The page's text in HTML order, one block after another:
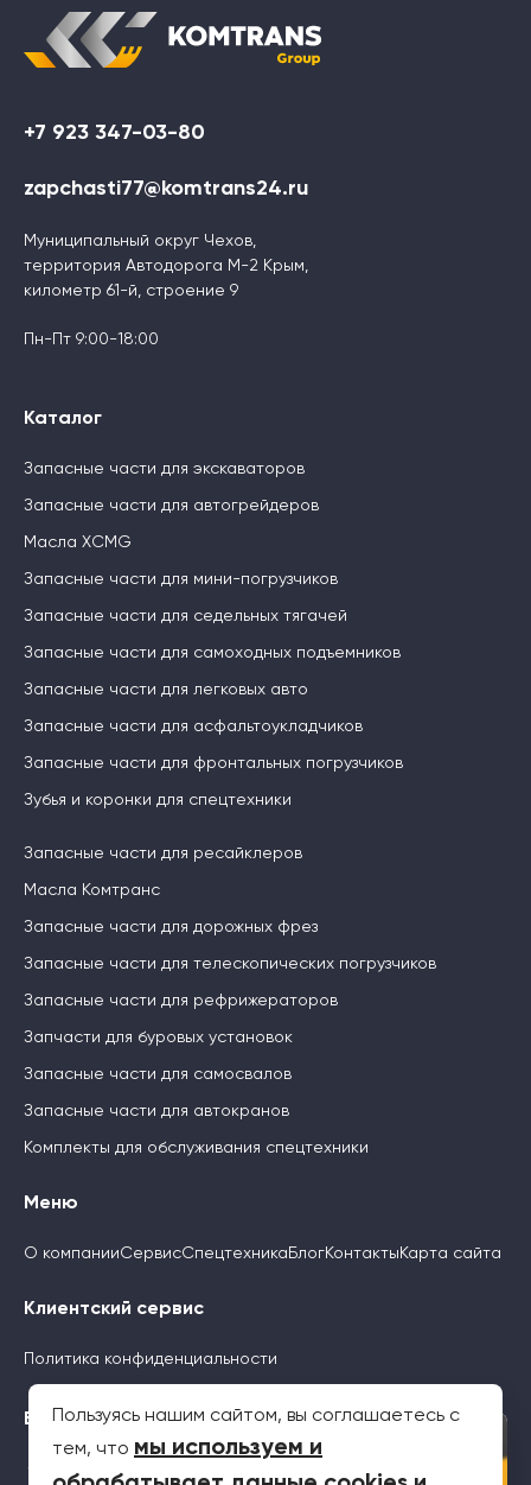
+7 923 347-03-80
zapchasti77@komtrans24.ru
Муниципальный округ Чехов,
территория Автодорога М-2 Крым,
километр 61-й, строение 9
Пн-Пт 9:00-18:00
Каталог
Запасные части для экскаваторов
Запасные части для автогрейдеров
Масла XCMG
Запасные части для мини-погрузчиков
Запасные части для седельных тягачей
Запасные части для самоходных подъемников
Запасные части для легковых авто
Запасные части для асфальтоукладчиков
Запасные части для фронтальных погрузчиков
Зубья и коронки для спецтехники
Запасные части для ресайклеров
Масла Комтранс
Запасные части для дорожных фрез
Запасные части для телескопических погрузчиков
Запасные части для рефрижераторов
Запчасти для буровых установок
Запасные части для самосвалов
Запасные части для автокранов
Комплекты для обслуживания спецтехники
Меню
О компанииСервисСпецтехника БлогКонтакты Карта сайта
Клиентский сервис
Политика конфиденциальности
Будьте с нами
Пользуясь нашим сайтом, вы соглашаетесь с
тем, что мы используем и